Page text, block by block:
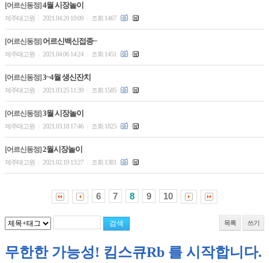
[어르신동정] 4월 시장놀이
제주태고원 2021.04.20 10:09 조회 1467
[어르신동정] 어르신백신접종~
제주태고원 2021.04.06 14:24 조회 1451
[어르신동정] 3~4월 생신잔치
제주태고원 2021.03.25 11:39 조회 1585
[어르신동정] 3월 시장놀이
제주태고원 2021.03.18 17:46 조회 1825
[어르신동정] 2월시장놀이
제주태고원 2021.02.19 13:27 조회 1381
6 7 8 9 10
목록 쓰기
무한한 가능성! 킴스큐Rb 를 시작합니다.